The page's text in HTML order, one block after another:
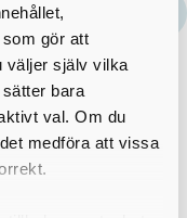
gör att
väljer själv vilka
bara
val. Om du
medföra att vissa